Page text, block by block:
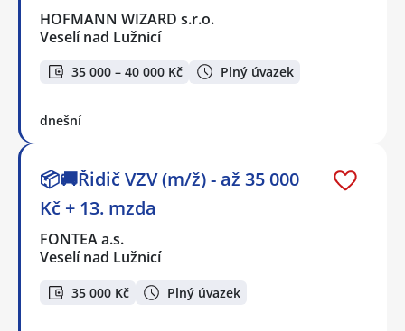
HOFMANN WIZARD s.r.o.
Veselí nad Lužnicí
35 000 – 40 000 Kč Plný úvazek
dnešní
📦🚚Řidič VZV (m/ž) - až 35 000
Kč + 13. mzda
FONTEA a.s.
Veselí nad Lužnicí
35 000 Kč Plný úvazek